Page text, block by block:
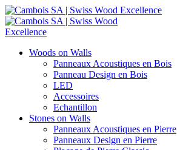
Woods on Walls
Panneaux Acoustiques en Bois
Panneau Design en Bois
LED
Accessoires
Echantillon
Stones on Walls
Panneaux Acoustiques en Pierre
Panneaux Design en Pierre